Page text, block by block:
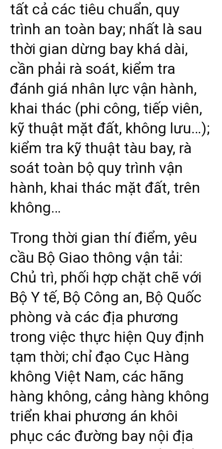
tất cả các tiêu chuẩn, quy
trình an toàn bay; nhất là sau
thời gian dừng bay khá dài,
cần phải rà soát, kiểm tra
đánh giá nhân lực vận hành,
khai thác (phi công, tiếp viên,
kỹ thuật mặt đất, không lưu…);
kiểm tra kỹ thuật tàu bay, rà
soát toàn bộ quy trình vận
hành, khai thác mặt đất, trên
không…
Trong thời gian thí điểm, yêu
cầu Bộ Giao thông vận tải:
Chủ trì, phối hợp chặt chẽ với
Bộ Y tế, Bộ Công an, Bộ Quốc
phòng và các địa phương
trong việc thực hiện Quy định
tạm thời; chỉ đạo Cục Hàng
không Việt Nam, các hãng
hàng không, cảng hàng không
triển khai phương án khôi
phục các đường bay nội địa